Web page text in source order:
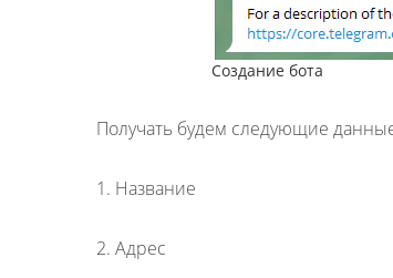
Создание бота
Получать будем следующие
1. Название
2. Адрес